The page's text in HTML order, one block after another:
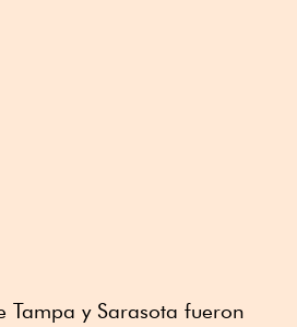
Tampa y Sarasota fueron